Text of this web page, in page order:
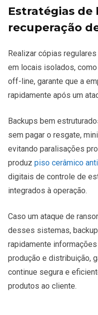
Estratégias de
recuperação
Realizar cópias
em locais isolados,
off-line, garante que a
rapidamente após um
Backups bem
sem pagar o resgate,
evitando paralisações
produz piso cerâmico
digitais de controle de
integrados à operação.
Caso um ataque de
desses sistemas,
rapidamente
produção e distribuição,
continue segura e
produtos ao cliente.